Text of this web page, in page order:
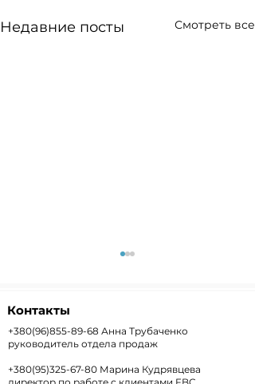
Недавние посты Смотреть все
Контакты
+380(96)855-89-68 Анна Трубаченко
руководитель отдела продаж
+380(95)325-67-80 Марина Кудрявцева